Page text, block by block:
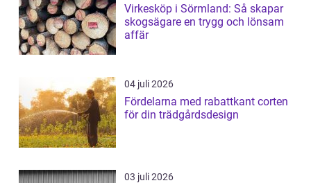
Virkesköp i Sörmland: Så skapar
skogsägare en trygg och lönsam
affär
04 juli 2026
Fördelarna med rabattkant corten
för din trädgårdsdesign
03 juli 2026